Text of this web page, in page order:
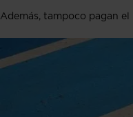
Además, tampoco pagan el